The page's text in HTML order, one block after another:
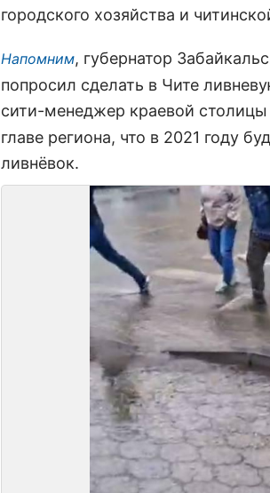
городского хозяйства и
Напомним, губернатор
попросил сделать в Чите
сити-менеджер краевой
главе региона, что в 2021 году
ливнёвок.